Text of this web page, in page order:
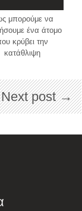
μπορούμε να
ένα άτομο
κρύβει την
κατάθλιψη
Next post →